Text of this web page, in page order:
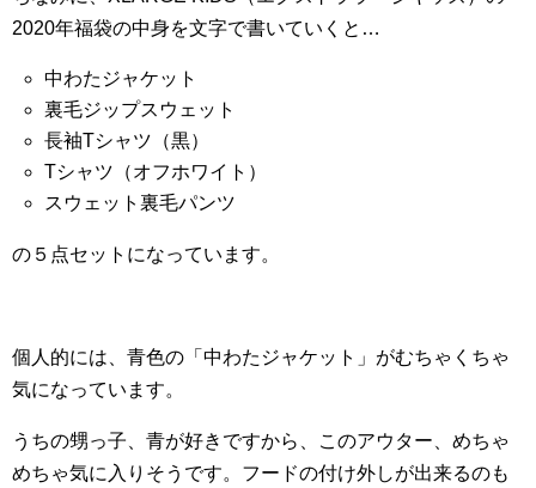
2020年福袋の中身を文字で書いていくと…
中わたジャケット
裏毛ジップスウェット
長袖Tシャツ（黒）
Tシャツ（オフホワイト）
スウェット裏毛パンツ
の５点セットになっています。
個人的には、青色の「中わたジャケット」がむちゃくちゃ
気になっています。
うちの甥っ子、青が好きですから、このアウター、めちゃ
めちゃ気に入りそうです。フードの付け外しが出来るのも